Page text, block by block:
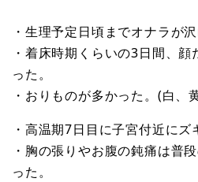
・生理予定日頃までオナラが沢
・着床時期くらいの3日間、
った。
・おりものが多かった。(白、
・高温期7日目に子宮付近にズ
・胸の張りやお腹の鈍痛は普
った。